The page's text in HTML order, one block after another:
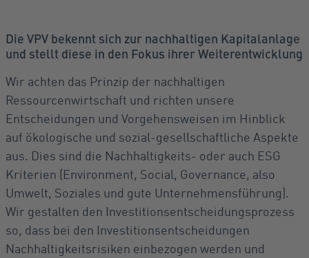
Die VPV bekennt sich zur nachhaltigen Kapitalanlage
und stellt diese in den Fokus ihrer Weiterentwicklung
Wir achten das Prinzip der nachhaltigen
Ressourcenwirtschaft und richten unsere
Entscheidungen und Vorgehensweisen im Hinblick
auf ökologische und sozial-gesellschaftliche Aspekte
aus. Dies sind die Nachhaltigkeits- oder auch ESG
Kriterien (Environment, Social, Governance, also
Umwelt, Soziales und gute Unternehmensführung).
Wir gestalten den Investitionsentscheidungsprozess
so, dass bei den Investitionsentscheidungen
Nachhaltigkeitsrisiken einbezogen werden und